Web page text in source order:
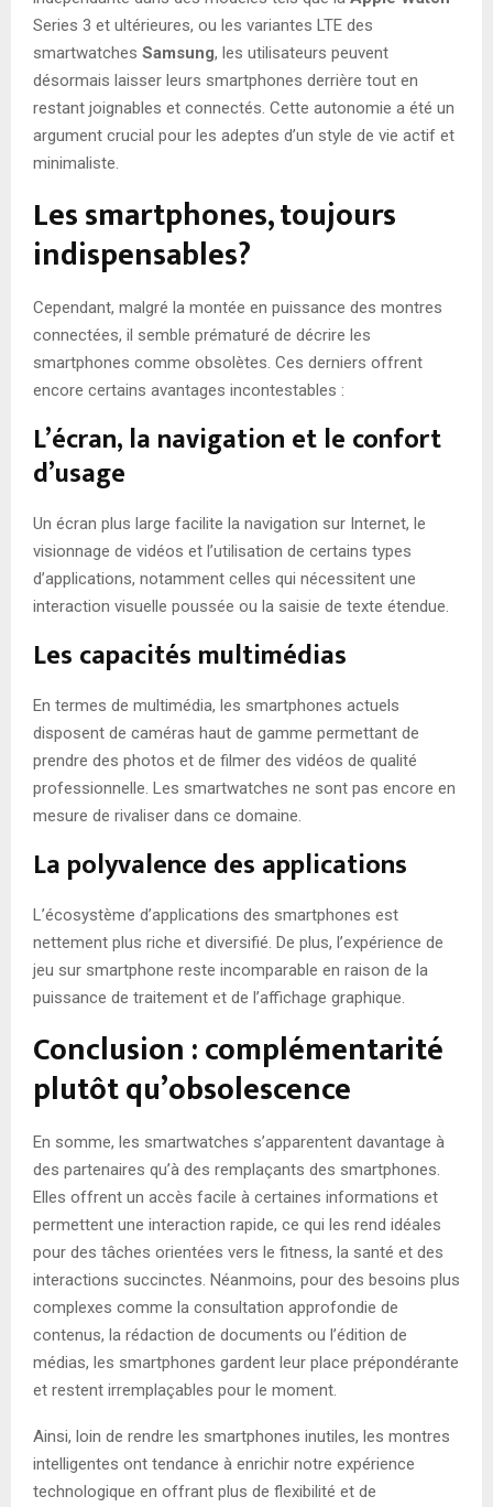
Series 3 et ultérieures, ou les variantes LTE des
smartwatches Samsung, les utilisateurs peuvent
désormais laisser leurs smartphones derrière tout en
restant joignables et connectés. Cette autonomie a été un
argument crucial pour les adeptes d’un style de vie actif et
minimaliste.
Les smartphones, toujours
indispensables?
Cependant, malgré la montée en puissance des montres
connectées, il semble prématuré de décrire les
smartphones comme obsolètes. Ces derniers offrent
encore certains avantages incontestables :
L’écran, la navigation et le confort
d’usage
Un écran plus large facilite la navigation sur Internet, le
visionnage de vidéos et l’utilisation de certains types
d’applications, notamment celles qui nécessitent une
interaction visuelle poussée ou la saisie de texte étendue.
Les capacités multimédias
En termes de multimédia, les smartphones actuels
disposent de caméras haut de gamme permettant de
prendre des photos et de filmer des vidéos de qualité
professionnelle. Les smartwatches ne sont pas encore en
mesure de rivaliser dans ce domaine.
La polyvalence des applications
L’écosystème d’applications des smartphones est
nettement plus riche et diversifié. De plus, l’expérience de
jeu sur smartphone reste incomparable en raison de la
puissance de traitement et de l’affichage graphique.
Conclusion : complémentarité
plutôt qu’obsolescence
En somme, les smartwatches s’apparentent davantage à
des partenaires qu’à des remplaçants des smartphones.
Elles offrent un accès facile à certaines informations et
permettent une interaction rapide, ce qui les rend idéales
pour des tâches orientées vers le fitness, la santé et des
interactions succinctes. Néanmoins, pour des besoins plus
complexes comme la consultation approfondie de
contenus, la rédaction de documents ou l’édition de
médias, les smartphones gardent leur place prépondérante
et restent irremplaçables pour le moment.
Ainsi, loin de rendre les smartphones inutiles, les montres
intelligentes ont tendance à enrichir notre expérience
technologique en offrant plus de flexibilité et de